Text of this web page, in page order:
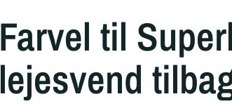
Farvel til
lejesvend